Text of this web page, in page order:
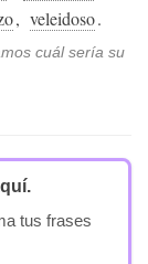
, veleidoso.
cuál sería su
tus frases